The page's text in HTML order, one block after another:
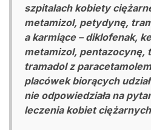
szpitalach kobiety
metamizol, petydynę,
a karmiące – diklofenak,
metamizol, pentazocynę,
tramadol z
placówek biorących
nie odpowiedziała na
leczenia kobiet